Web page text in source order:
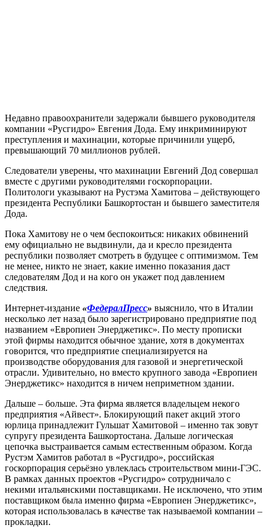
Недавно правоохранители задержали бывшего руководителя
компании «Русгидро» Евгения Дода. Ему инкриминируют
преступления и махинации, которые причинили ущерб,
превышающий 70 миллионов рублей.
Следователи уверены, что махинации Евгений Дод совершал
вместе с другими руководителями госкорпорации.
Политологи указывают на Рустэма Хамитова – действующего
президента Республики Башкортостан и бывшего заместителя
Дода.
Пока Хамитову не о чем беспокоиться: никаких обвинений
ему официально не выдвинули, да и кресло президента
республики позволяет смотреть в будущее с оптимизмом. Тем
не менее, никто не знает, какие именно показания даст
следователям Дод и на кого он укажет под давлением
следствия.
Интернет-издание «ФедералПресс» выяснило, что в Италии
несколько лет назад было зарегистрировано предприятие под
названием «Европиен Энерджетикс». По месту прописки
этой фирмы находится обычное здание, хотя в документах
говорится, что предприятие специализируется на
производстве оборудования для газовой и энергетической
отрасли. Удивительно, но вместо крупного завода «Европиен
Энерджетикс» находится в ничем неприметном здании.
Дальше – больше. Эта фирма является владельцем некого
предприятия «Айвест». Блокирующий пакет акций этого
юрлица принадлежит Гульшат Хамитовой – именно так зовут
супругу президента Башкортостана. Дальше логическая
цепочка выстраивается самым естественным образом. Когда
Рустэм Хамитов работал в «Русгидро», российская
госкорпорация серьёзно увлеклась строительством мини-ГЭС.
В рамках данных проектов «Русгидро» сотрудничало с
некими итальянскими поставщиками. Не исключено, что этим
поставщиком была именно фирма «Европиен Энерджетикс»,
которая использовалась в качестве так называемой компании –
прокладки.